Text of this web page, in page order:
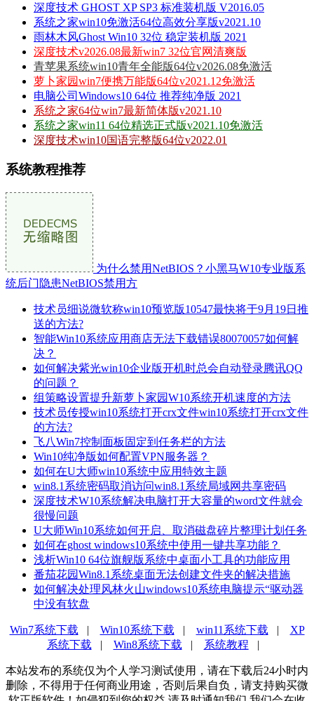
深度技术 GHOST XP SP3 标准装机版 V2016.05
系统之家win10免激活64位高效分享版v2021.10
雨林木风Ghost Win10 32位 稳定装机版 2021
深度技术v2026.08最新win7 32位官网清爽版
青苹果系统win10青年全能版64位v2026.08免激活
萝卜家园win7便携万能版64位v2021.12免激活
电脑公司Windows10 64位 推荐纯净版 2021
系统之家64位win7最新简体版v2021.10
系统之家win11 64位精选正式版v2021.10免激活
深度技术win10国语完整版64位v2022.01
系统教程推荐
为什么禁用NetBIOS？小黑马W10专业版系
统后门隐患NetBIOS禁用方
技术员细说微软称win10预览版10547最快将于9月19日推
送的方法?
智能Win10系统应用商店无法下载错误80070057如何解
决？
如何解决紫光win10企业版开机时总会自动登录腾讯QQ
的问题？
组策略设置提升新萝卜家园W10系统开机速度的方法
技术员传授win10系统打开crx文件win10系统打开crx文件
的方法?
飞八Win7控制面板固定到任务栏的方法
Win10纯净版如何配置VPN服务器？
如何在U大师win10系统中应用特效主题
win8.1系统密码取消访问win8.1系统局域网共享密码
深度技术W10系统解决电脑打开大容量的word文件就会
很慢问题
U大师Win10系统如何开启、取消磁盘碎片整理计划任务
如何在ghost windows10系统中使用一键共享功能？
浅析Win10 64位旗舰版系统中桌面小工具的功能应用
番茄花园Win8.1系统桌面无法创建文件夹的解决措施
如何解决处理风林火山windows10系统电脑提示“驱动器
中没有软盘
Win7系统下载 | Win10系统下载 | win11系统下载 | XP
系统下载 | Win8系统下载 | 系统教程 |
本站发布的系统仅为个人学习测试使用，请在下载后24小时内
删除，不得用于任何商业用途，否则后果自负，请支持购买微